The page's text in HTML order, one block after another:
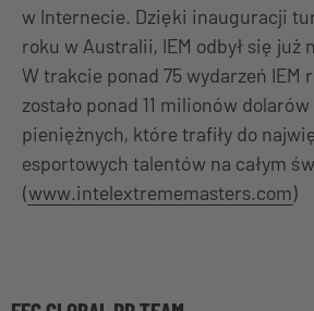
w Internecie. Dzięki inauguracji
roku w Australii, IEM odbył się już
W trakcie ponad 75 wydarzeń IEM
zostało ponad 11 milionów
pieniężnych, które trafiły do
esportowych talentów na całym
(www.intelextrememasters.com)